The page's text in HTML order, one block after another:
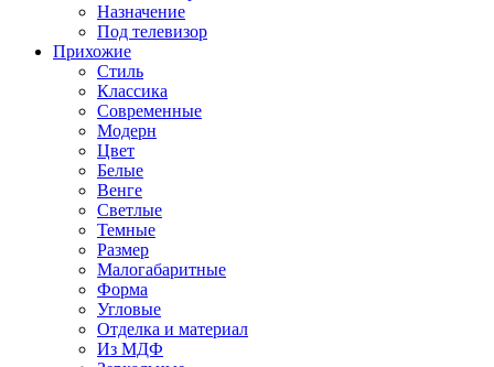
Назначение
Под телевизор
Прихожие
Стиль
Классика
Современные
Модерн
Цвет
Белые
Венге
Светлые
Темные
Размер
Малогабаритные
Форма
Угловые
Отделка и материал
Из МДФ